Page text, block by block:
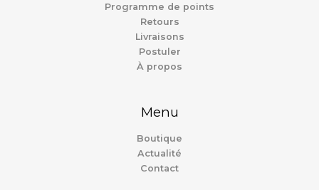
Programme de points
Retours
Livraisons
Postuler
À propos
Menu
Boutique
Actualité
Contact